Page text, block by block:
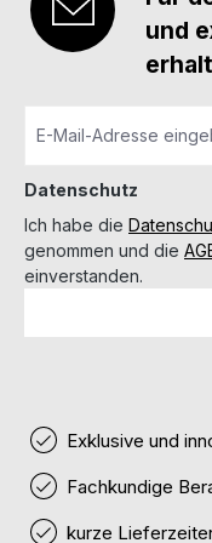
und
Datenschutz
Ich habe die
genommen und die
einverstanden.
Exklusive und
Fachkundige
kurze